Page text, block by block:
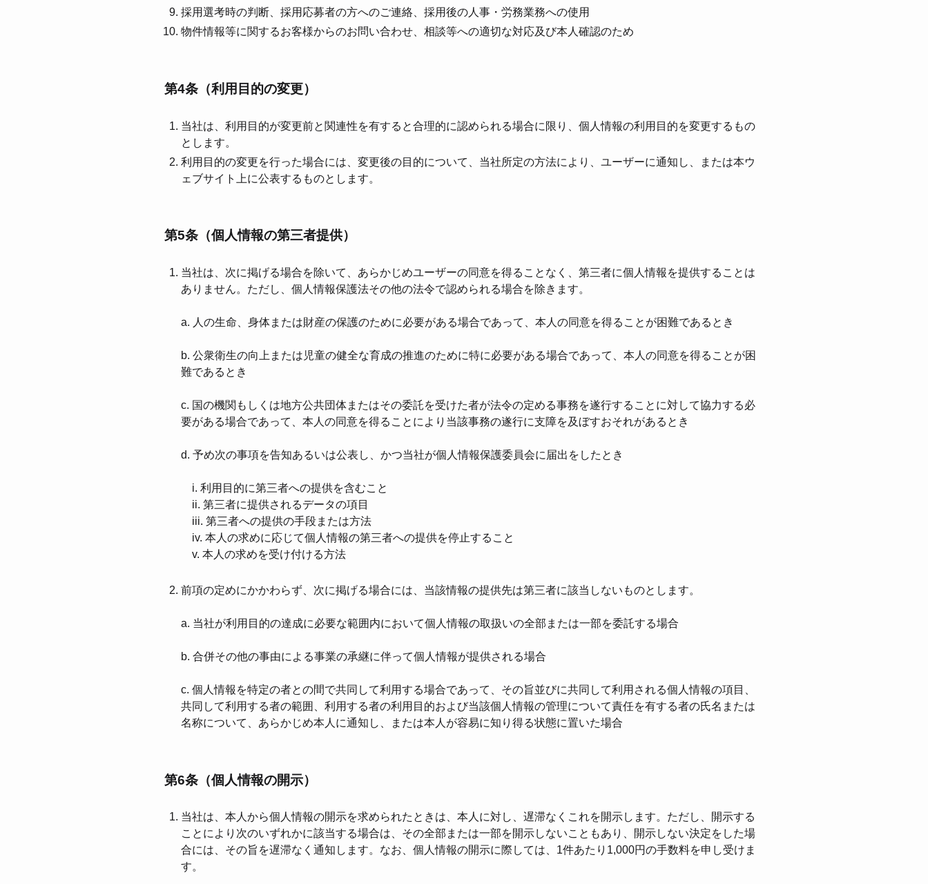
採⽤選考時の判断、採⽤応募者の⽅へのご連絡、採⽤後の⼈事・労務業務への使⽤
物件情報等に関するお客様からのお問い合わせ、相談等への適切な対応及び本⼈確認のため
第4条（利⽤⽬的の変更）
当社は、利⽤⽬的が変更前と関連性を有すると合理的に認められる場合に限り、個⼈情報の利⽤⽬的を変更するもの
とします。
利⽤⽬的の変更を⾏った場合には、変更後の⽬的について、当社所定の⽅法により、ユーザーに通知し、または本ウ
ェブサイト上に公表するものとします。
第5条（個⼈情報の第三者提供）
当社は、次に掲げる場合を除いて、あらかじめユーザーの同意を得ることなく、第三者に個⼈情報を提供することは
ありません。ただし、個⼈情報保護法その他の法令で認められる場合を除きます。
a. ⼈の⽣命、⾝体または財産の保護のために必要がある場合であって、本⼈の同意を得ることが困難であるとき
b. 公衆衛⽣の向上または児童の健全な育成の推進のために特に必要がある場合であって、本⼈の同意を得ることが困
難であるとき
c. 国の機関もしくは地⽅公共団体またはその委託を受けた者が法令の定める事務を遂⾏することに対して協⼒する必
要がある場合であって、本⼈の同意を得ることにより当該事務の遂⾏に⽀障を及ぼすおそれがあるとき
d. 予め次の事項を告知あるいは公表し、かつ当社が個⼈情報保護委員会に届出をしたとき
i. 利⽤⽬的に第三者への提供を含むこと
ii. 第三者に提供されるデータの項⽬
iii. 第三者への提供の⼿段または⽅法
iv. 本⼈の求めに応じて個⼈情報の第三者への提供を停⽌すること
v. 本⼈の求めを受け付ける⽅法
前項の定めにかかわらず、次に掲げる場合には、当該情報の提供先は第三者に該当しないものとします。
a. 当社が利⽤⽬的の達成に必要な範囲内において個⼈情報の取扱いの全部または⼀部を委託する場合
b. 合併その他の事由による事業の承継に伴って個⼈情報が提供される場合
c. 個⼈情報を特定の者との間で共同して利⽤する場合であって、その旨並びに共同して利⽤される個⼈情報の項⽬、
共同して利⽤する者の範囲、利⽤する者の利⽤⽬的および当該個⼈情報の管理について責任を有する者の⽒名または
名称について、あらかじめ本⼈に通知し、または本⼈が容易に知り得る状態に置いた場合
第6条（個⼈情報の開⽰）
当社は、本⼈から個⼈情報の開⽰を求められたときは、本⼈に対し、遅滞なくこれを開⽰します。ただし、開⽰する
ことにより次のいずれかに該当する場合は、その全部または⼀部を開⽰しないこともあり、開⽰しない決定をした場
合には、その旨を遅滞なく通知します。なお、個⼈情報の開⽰に際しては、1件あたり1,000円の⼿数料を申し受けま
す。